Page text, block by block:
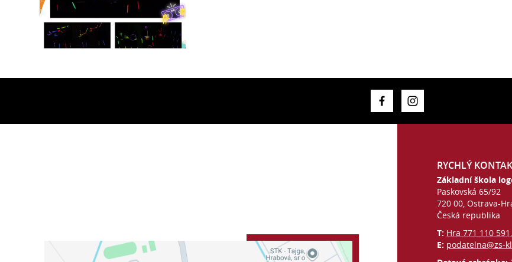
RYCHLÝ
Základní škola
Paskovská 65/92
720 00, Ostrava-
Česká republika
T: Hra 771 110
E: podatelna@zs-